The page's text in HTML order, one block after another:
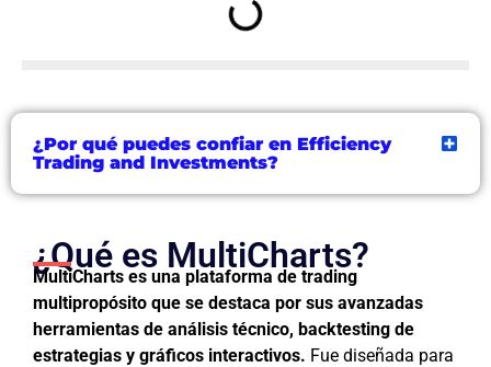
¿Por qué puedes confiar en Efficiency
Trading and Investments?
¿Qué es MultiCharts?
MultiCharts es una plataforma de trading
multipropósito que se destaca por sus avanzadas
herramientas de análisis técnico, backtesting de
estrategias y gráficos interactivos. Fue diseñada para